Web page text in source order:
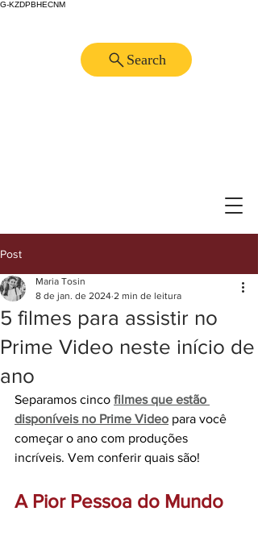
G-KZDPBHECNM
Search
Post
5 filmes para assistir no
Prime Video neste início de
ano
Maria Tosin
8 de jan. de 2024 2 min de leitura
Separamos cinco filmes que estão
disponíveis no Prime Video para você
começar o ano com produções
incríveis. Vem conferir quais são!
A Pior Pessoa do Mundo